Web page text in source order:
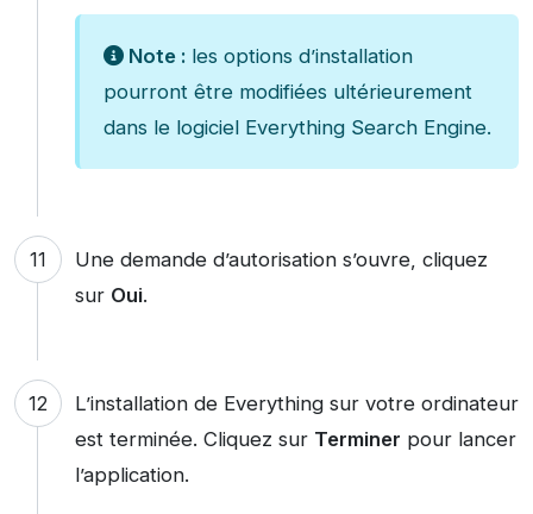
Note :les options d’installation
pourront être modifiées ultérieurement
dans le logiciel Everything Search Engine.
Une demande d’autorisation s’ouvre, cliquez
sur Oui.
L’installation de Everything sur votre ordinateur
est terminée. Cliquez sur Terminer pour lancer
l’application.